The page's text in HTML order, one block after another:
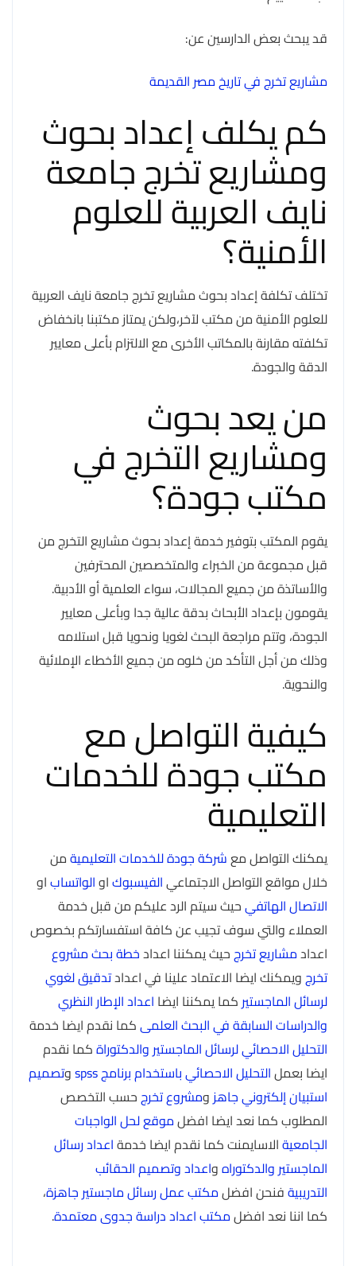
قد يبحث بعض الدارسين عن:
مشاريع تخرج في تاريخ مصر القديمة
كم يكلف إعداد بحوث
ومشاريع تخرج جامعة
نايف العربية للعلوم
الأمنية؟
تختلف تكلفة إعداد بحوث مشاريع تخرج جامعة نايف العربية
للعلوم الأمنية من مكتب لآخر،ولكن يمتاز مكتبنا بانخفاض
تكلفته مقارنة بالمكاتب الأخرى مع الالتزام بأعلى معايير
الدقة والجودة.
من يعد بحوث
ومشاريع التخرج في
مكتب جودة؟
يقوم المكتب بتوفير خدمة إعداد بحوث مشاريع التخرج من
قبل مجموعة من الخبراء والمتخصصين المحترفين
والأساتذة من جميع المجالات، سواء العلمية أو الأدبية.
يقومون بإعداد الأبحاث بدقة عالية جدا وبأعلى معايير
الجودة، وتتم مراجعة البحث لغويا ونحويا قبل استلامه
وذلك من أجل التأكد من خلوه من جميع الأخطاء الإملائية
والنحوية.
كيفية التواصل مع
مكتب جودة للخدمات
التعليمية
يمكنك التواصل معشركة جودة للخدمات التعليميةمن
خلال مواقع التواصل الاجتماعيالفيسبوكاوالواتساباو
الاتصال الهاتفيحيث سيتم الرد عليكم من قبل خدمة
العملاء والتي سوف تجيب عن كافة استفسارتكم بخصوص
اعدادمشاريع تخرجحيث يمكننا اعدادخطة بحث مشروع
تخرجويمكنك ايضا الاعتماد علينا في اعدادتدقيق لغوي
لرسائل الماجستير كما يمكننا ايضا اعداد الإطار النظري
والدراسات السابقة في البحث العلمىكما نقدم ايضا خدمة
التحليل الاحصائي لرسائل الماجستير والدكتوراةكما نقدم
ايضا بعملالتحليل الاحصائي باستخدام برنامج spss وتصميم
استبيان إلكتروني جاهز ومشروع تخرجحسب التخصص
المطلوب كما نعد ايضا افضلموقع لحل الواجبات
الجامعيةالاسايمنت كما نقدم ايضا خدمةاعداد رسائل
الماجستير والدكتوراهواعداد وتصميم الحقائب
التدريبيةفنحن افضلمكتب عمل رسائل ماجستير جاهزة،
كما اننا نعد افضلمكتب اعداد دراسة جدوى معتمدة.